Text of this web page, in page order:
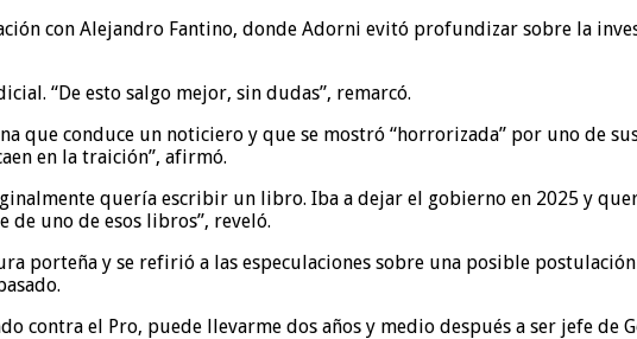
con Alejandro Fantino, donde Adorni evitó profundizar sobre la
“De esto salgo mejor, sin dudas”, remarcó.
que conduce un noticiero y que se mostró “horrorizada” por uno de
en la traición”, afirmó.
quería escribir un libro. Iba a dejar el gobierno en 2025 y
uno de esos libros”, reveló.
porteña y se refirió a las especulaciones sobre una posible
contra el Pro, puede llevarme dos años y medio después a ser jefe de